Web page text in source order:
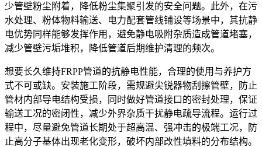
少管壁粉尘附着，降低粉尘集聚引发的安全问题。此外，在污
水处理、粉体物料输送、电力配套管线铺设等场景中，其抗静
电优势同样能够发挥作用，避免静电吸附杂质造成管道堵塞，
减少管壁污垢堆积，降低管道后期维护清理的频次。
想要长久维持FRPP管道的抗静电性能，合理的使用与养护方
式不可或缺。安装施工阶段，需规避尖锐器物刮擦管壁，防止
管材内部导电结构受损，同时做好管道接口的密封处理，保证
输送工况的密闭性，减少外界杂质干扰静电疏导流程。运行过
程中，尽量避免管道长期处于超高温、强冲击的极端工况，防
止高分子基体出现老化变形，破坏内部改性填料的分布结构。